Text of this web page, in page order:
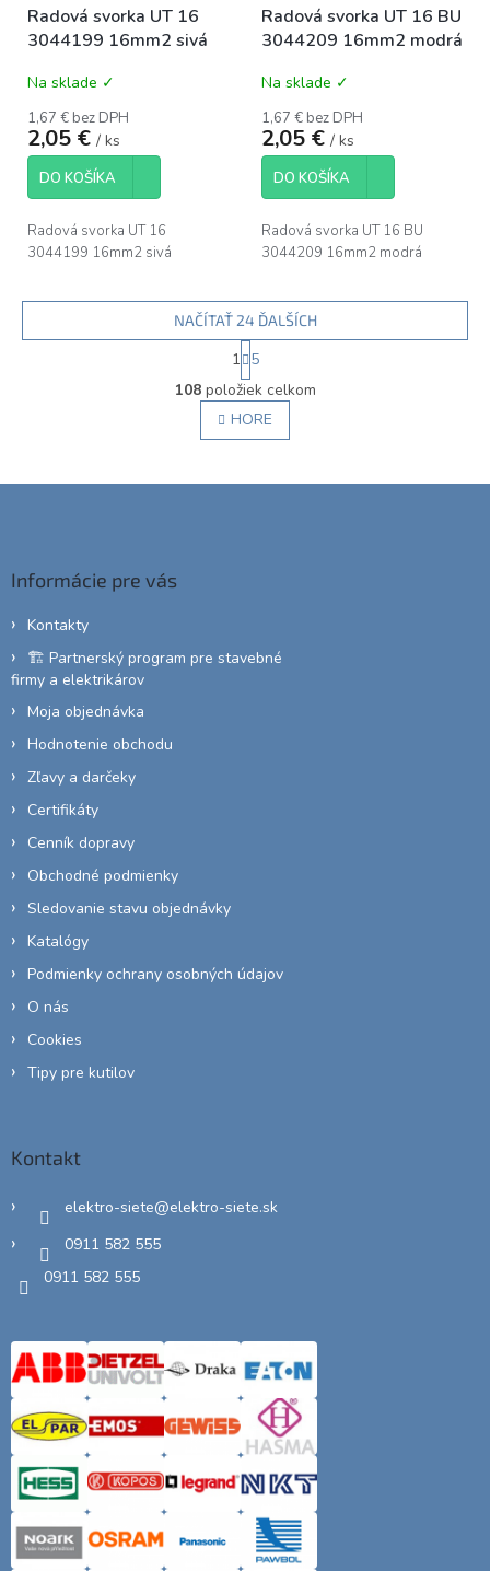
Radová svorka UT 16
3044199 16mm2 sivá
Na sklade ✓
1,67 € bez DPH
2,05 € / ks
DO KOŠÍKA
Radová svorka UT 16
3044199 16mm2 sivá
Radová svorka UT 16 BU
3044209 16mm2 modrá
Na sklade ✓
1,67 € bez DPH
2,05 € / ks
DO KOŠÍKA
Radová svorka UT 16 BU
3044209 16mm2 modrá
O
v
l
á
a
v
NAČÍTAŤ 24 ĎALŠÍCH
S
t
r
á
n
k
1 5
108položiek celkom
HORE
Informácie pre vás
Kontakty
🏗️ Partnerský program pre stavebné
firmy a elektrikárov
Moja objednávka
Hodnotenie obchodu
Zľavy a darčeky
Certifikáty
Cenník dopravy
Obchodné podmienky
Sledovanie stavu objednávky
Katalógy
Podmienky ochrany osobných údajov
O nás
Cookies
Tipy pre kutilov
Kontakt
elektro-siete@elektro-siete.sk
0911 582 555
0911 582 555